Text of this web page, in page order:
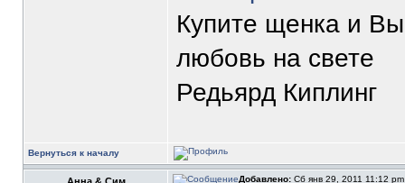
Купите щенка и
любовь на свете
Редьярд Киплинг
Вернуться к началу
Добавлено: Сб янв 29, 2011 11:12